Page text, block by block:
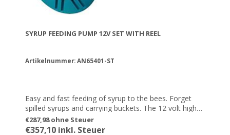
SYRUP FEEDING PUMP 12V SET WITH REEL
Artikelnummer: AN65401-ST
Easy and fast feeding of syrup to the bees. Forget
spilled syrups and carrying buckets. The 12 volt high
voltage syrup/water pump is equipped with an
automatic pressure switch that opens and closes
€287,98 ohne Steuer
€357,10 inkl. Steuer